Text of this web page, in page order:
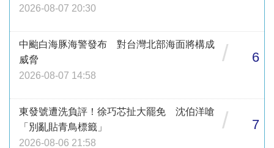
2026-08-07 20:30
中颱白海豚海警發布 對台灣北部海面將構成
威脅
2026-08-07 14:58
/ 6
東發號遭洗負評！徐巧芯扯大罷免 沈伯洋嗆
「別亂貼青鳥標籤」
2026-08-06 21:58
/ 7